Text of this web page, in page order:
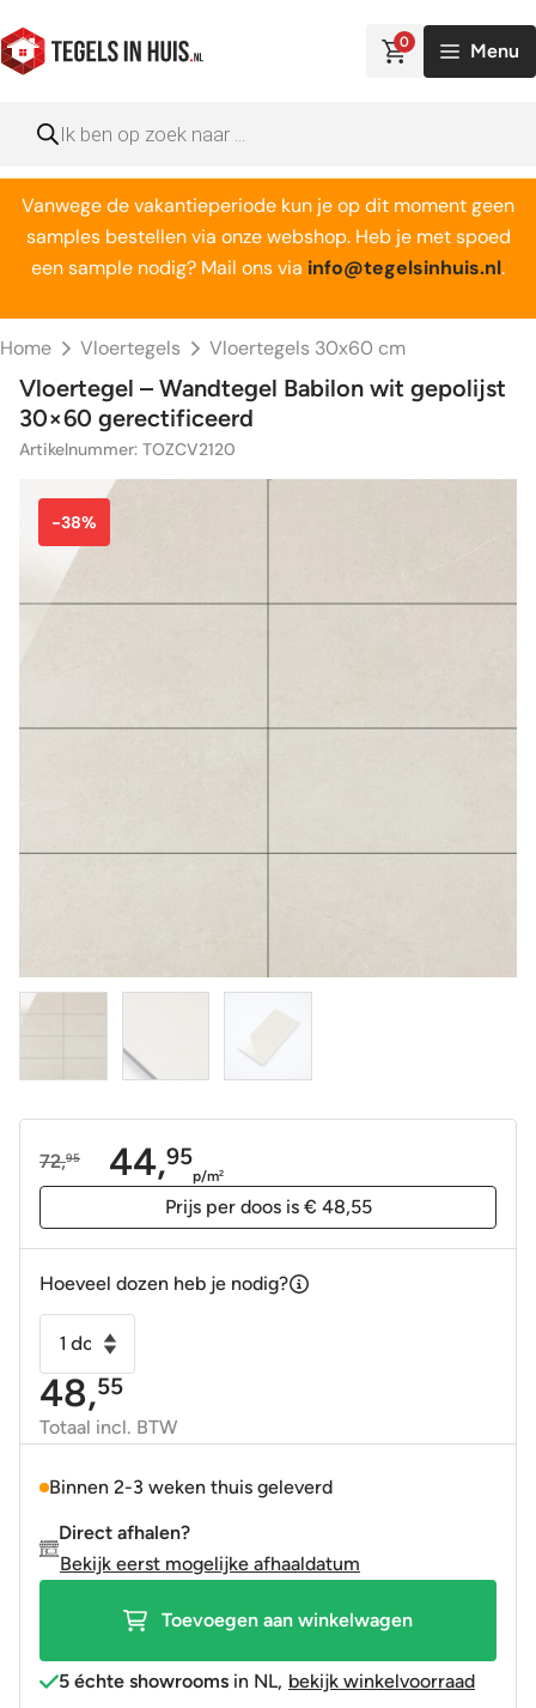
naar
de
0 Menu
zoeken
Vanwege de vakantieperiode kun je op dit moment geen
samples bestellen via onze webshop. Heb je met spoed
een sample nodig? Mail ons via info@tegelsinhuis.nl.
Home Vloertegels Vloertegels 30x60 cm
Vloertegel – Wandtegel Babilon wit gepolijst
30×60 gerectificeerd
Artikelnummer: TOZCV2120
-38%
72,95
Oorspronkelijke
44,95
Huidige
p/m2
Prijs per doos is € 48,55
Hoeveel dozen heb je nodig?
Wandtegel
Babilon
wit
gepolijst
gerectificeerd
aantal
48,55
Totaal incl. BTW
Binnen 2-3 weken thuis geleverd
Direct afhalen?
Bekijk eerst mogelijke afhaaldatum
Toevoegen aan winkelwagen
5 échte showrooms in NL, bekijk winkelvoorraad